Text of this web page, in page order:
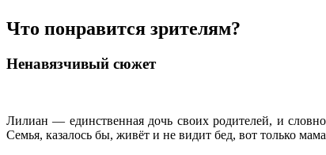
Что понравится зрителям?
Ненавязчивый сюжет
Лилиан — единственная дочь своих родителей, и
Семья, казалось бы, живёт и не видит бед, вот только